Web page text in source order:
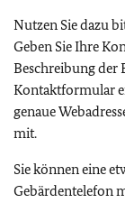
Nutzen Sie dazu
Geben Sie Ihre
Beschreibung der
Kontaktformular
genaue
mit.
Sie können eine
Gebärdentelefon